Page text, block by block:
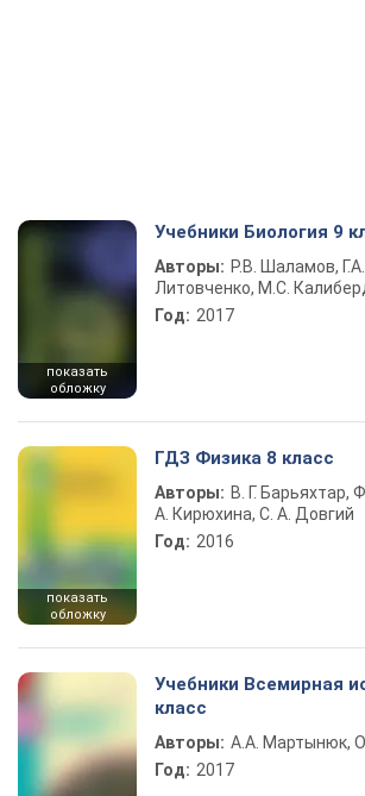
показать
обложку
Учебники Биология 9
Авторы: Р.В. Шаламов,
Литовченко, М.С.
Год: 2017
показать
обложку
ГДЗ Физика 8 класс
Авторы: В. Г. Барьяхтар,
А. Кирюхина, С. А. Довгий
Год: 2016
Учебники Всемирная
класс
Авторы: А.А. Мартынюк,
Год: 2017